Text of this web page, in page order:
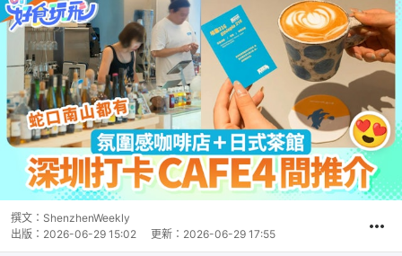
撰文： ShenzhenWeekly
出版： 2026-06-29 15:02 更新： 2026-06-29 17:55